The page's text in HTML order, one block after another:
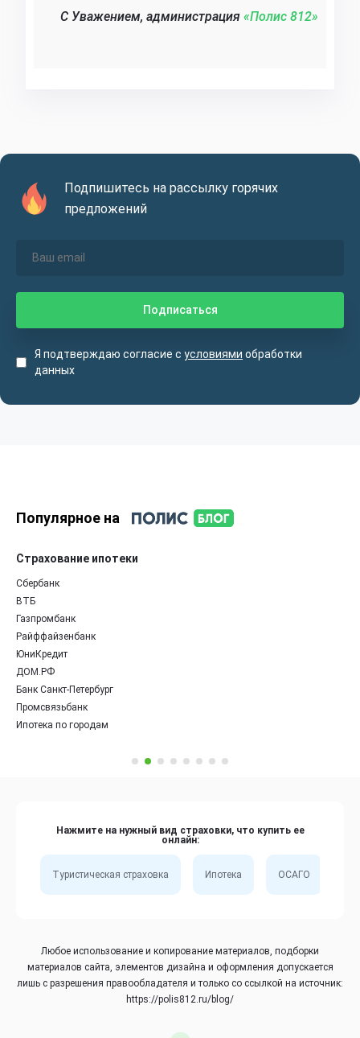
C Уважением, администрация «Полис 812»‎
Подпишитесь на рассылку горячих
предложений
Я подтверждаю согласие с условиями обработки
данных
Популярное на
Страхование ипотеки
Сбербанк
ВТБ
Газпромбанк
Райффайзенбанк
ЮниКредит
ДОМ.РФ
Банк Санкт-Петербург
Промсвязьбанк
Ипотека по городам
Нажмите на нужный вид страховки, что купить ее
онлайн:
Туристическая страховка Ипотека ОСАГО
Любое использование и копирование материалов, подборки
материалов сайта, элементов дизайна и оформления допускается
лишь с разрешения правообладателя и только со ссылкой на источник:
https://polis812.ru/blog/